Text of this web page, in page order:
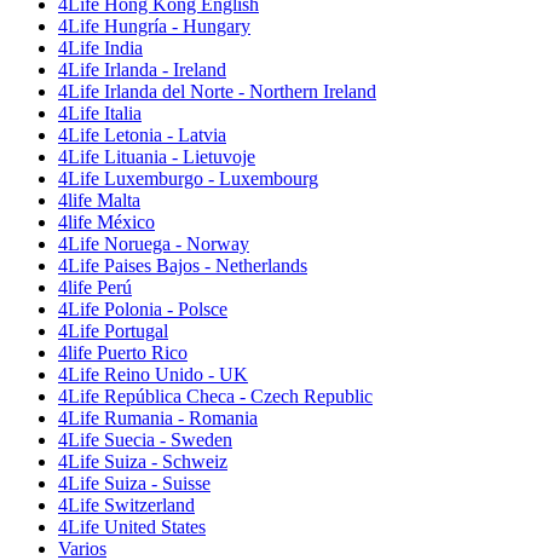
4Life Hong Kong English
4Life Hungría - Hungary
4Life India
4Life Irlanda - Ireland
4Life Irlanda del Norte - Northern Ireland
4Life Italia
4Life Letonia - Latvia
4Life Lituania - Lietuvoje
4Life Luxemburgo - Luxembourg
4life Malta
4life México
4Life Noruega - Norway
4Life Paises Bajos - Netherlands
4life Perú
4Life Polonia - Polsce
4Life Portugal
4life Puerto Rico
4Life Reino Unido - UK
4Life República Checa - Czech Republic
4Life Rumania - Romania
4Life Suecia - Sweden
4Life Suiza - Schweiz
4Life Suiza - Suisse
4Life Switzerland
4Life United States
Varios